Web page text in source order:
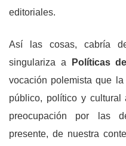
editoriales.
Así las cosas, cabría
singulariza a
Políticas
vocación polemista que
público, político y cultural
preocupación por las
presente, de nuestra